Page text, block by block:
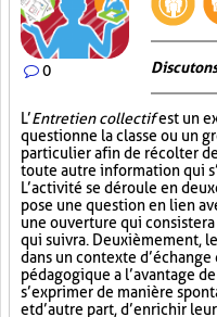
0
L’Entretien collectifest un
questionne la classe ou un
particulier afin de récolter
toute autre information qui
L’activité se déroule en
pose une question en lien
une ouverture qui
qui suivra. Deuxièmement,
dans un contexte
pédagogique a l’avantage
s’exprimer de manière
et d’autre part, d’enrichir